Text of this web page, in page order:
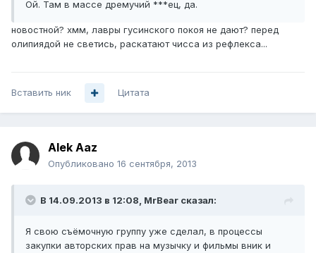
Ой. Там в массе дремучий ***ец, да.
новостной? хмм, лавры гусинского покоя не дают? перед
олипиядой не светись, раскатают чисса из рефлекса...
Вставить ник Цитата
Alek Aaz
Опубликовано 16 сентября, 2013
В 14.09.2013 в 12:08, MrBear сказал:
Я свою съёмочную группу уже сделал, в процессы
закупки авторских прав на музычку и фильмы вник и